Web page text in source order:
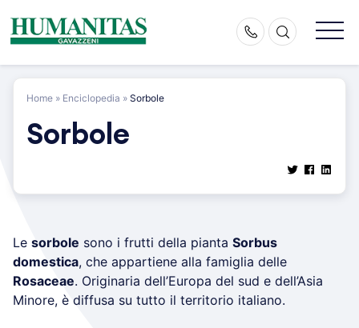
content
Home » Enciclopedia » Sorbole
Sorbole
Le sorbole sono i frutti della pianta Sorbus
domestica, che appartiene alla famiglia delle
Rosaceae. Originaria dell’Europa del sud e dell’Asia
Minore, è diffusa su tutto il territorio italiano.